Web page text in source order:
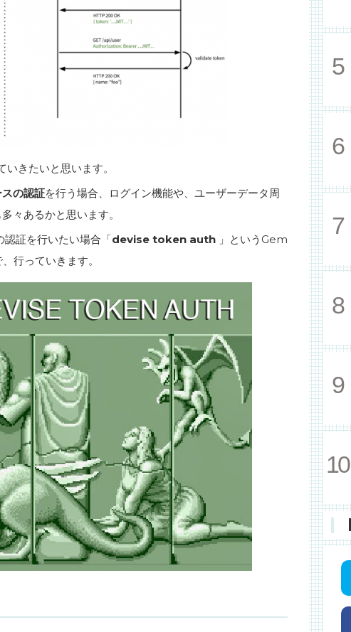
いきたいと思います。
の認証を行う場合、ログイン機能や、ユーザーデータ周
々あるかと思います。
証を行いたい場合「devise token auth 」というGem
行っていきます。